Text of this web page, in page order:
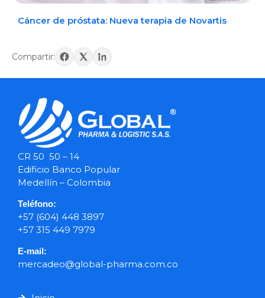
Cáncer de próstata: Nueva terapia de Novartis
Compartir:
CR 50 50 – 14
Edificio Banco Popular
Medellín – Colombia
Teléfono:
+57 (604) 448 3897
+57 315 449 7979
E-mail:
mercadeo@global-pharma.com.co